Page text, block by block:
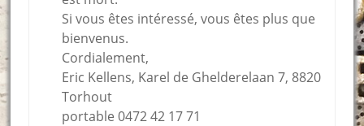
Si vous êtes intéressé, vous êtes plus que
bienvenus.
Cordialement,
Eric Kellens, Karel de Ghelderelaan 7, 8820
Torhout
portable 0472 42 17 71